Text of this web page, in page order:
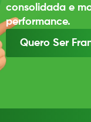
consolidada e
performance.
Quero Ser